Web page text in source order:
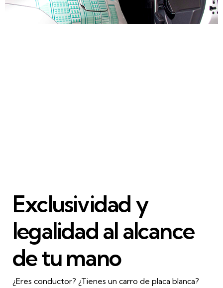
Exclusividad y
legalidad al alcance
de tu mano
¿Eres conductor? ¿Tienes un carro de placa blanca?